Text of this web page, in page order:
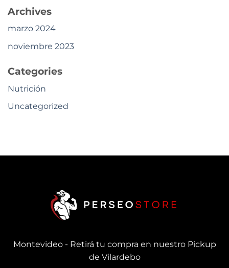
Archives
marzo 2024
noviembre 2023
Categories
Nutrición
Uncategorized
Montevideo - Retirá tu compra en nuestro Pickup
de Vilardebo